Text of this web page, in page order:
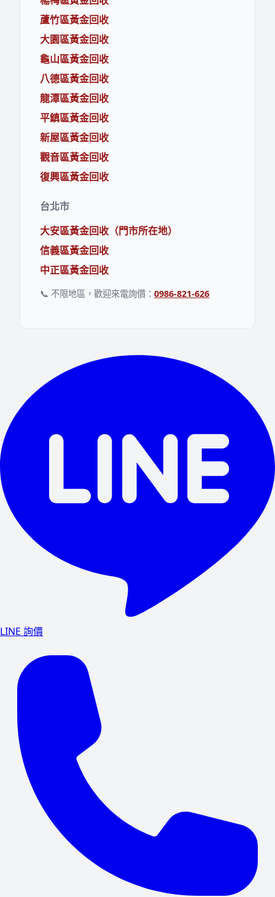
蘆竹區黃金回收
大園區黃金回收
龜山區黃金回收
八德區黃金回收
龍潭區黃金回收
平鎮區黃金回收
新屋區黃金回收
觀音區黃金回收
復興區黃金回收
台北市
大安區黃金回收（門市所在地）
信義區黃金回收
中正區黃金回收
📞 不限地區，歡迎來電詢價： 0986-821-626
LINE 詢價